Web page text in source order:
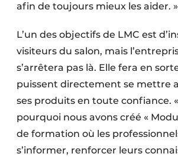
afin de toujours mieux les aider. »
L’un des objectifs de LMC est
visiteurs du salon, mais
s’arrêtera pas là. Elle fera en
puissent directement se mettre
ses produits en toute confiance. «
pourquoi nous avons créé «
de formation où les
s’informer, renforcer leurs